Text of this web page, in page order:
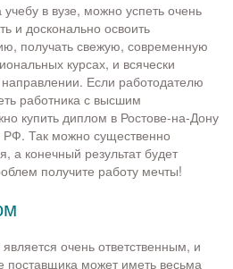
в вузе, можно успеть очень
и досконально освоить
получать свежую, современную
курсах, и всячески
Если работодателю
работника с высшим
купить диплом в Ростове-на-Дону
Так можно существенно
а конечный результат будет
получите работу мечты!
очень ответственным, и
поставщика может иметь весьма